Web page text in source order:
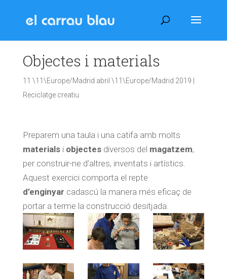
Objectes i materials
11 \11\Europe/Madrid abril \11\Europe/Madrid 2019
Reciclatge creatiu
Preparem una taula i una catifa amb molts
materialsi objectesdiversos del magatzem,
per construir-ne d’altres, inventats i artístics.
Aquest exercici comporta el repte
d’enginyar cadascú la manera més eficaç de
portar a terme la construcció desitjada.